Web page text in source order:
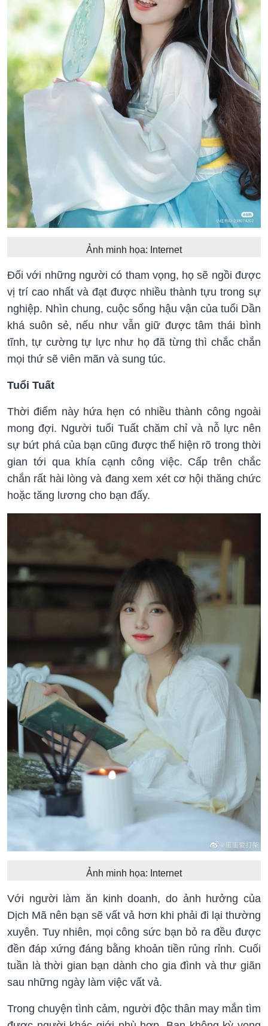
Ảnh minh họa: Internet
Đối với những người có tham vọng, họ sẽ ngồi được
vị trí cao nhất và đạt được nhiều thành tựu trong sự
nghiệp. Nhìn chung, cuộc sống hậu vận của tuổi Dần
khá suôn sẻ, nếu như vẫn giữ được tâm thái bình
tĩnh, tự cường tự lực như họ đã từng thì chắc chắn
mọi thứ sẽ viên mãn và sung túc.
Tuổi Tuất
Thời điểm này hứa hẹn có nhiều thành công ngoài
mong đợi. Người tuổi Tuất chăm chỉ và nỗ lực nên
sự bứt phá của bạn cũng được thể hiện rõ trong thời
gian tới qua khía cạnh công việc. Cấp trên chắc
chắn rất hài lòng và đang xem xét cơ hội thăng chức
hoặc tăng lương cho bạn đấy.
Ảnh minh họa: Internet
Với người làm ăn kinh doanh, do ảnh hưởng của
Dịch Mã nên bạn sẽ vất vả hơn khi phải đi lại thường
xuyên. Tuy nhiên, mọi công sức bạn bỏ ra đều được
đền đáp xứng đáng bằng khoản tiền rủng rỉnh. Cuối
tuần là thời gian bạn dành cho gia đình và thư giãn
sau những ngày làm việc vất vả.
Trong chuyện tình cảm, người độc thân may mắn tìm